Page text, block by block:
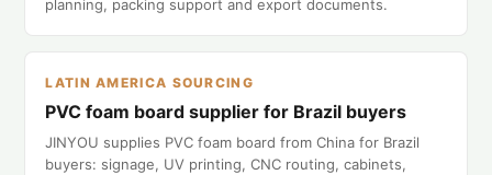
planning, packing support and export documents.
LATIN AMERICA SOURCING
PVC foam board supplier for Brazil buyers
JINYOU supplies PVC foam board from China for Brazil
buyers: signage, UV printing, CNC routing, cabinets,